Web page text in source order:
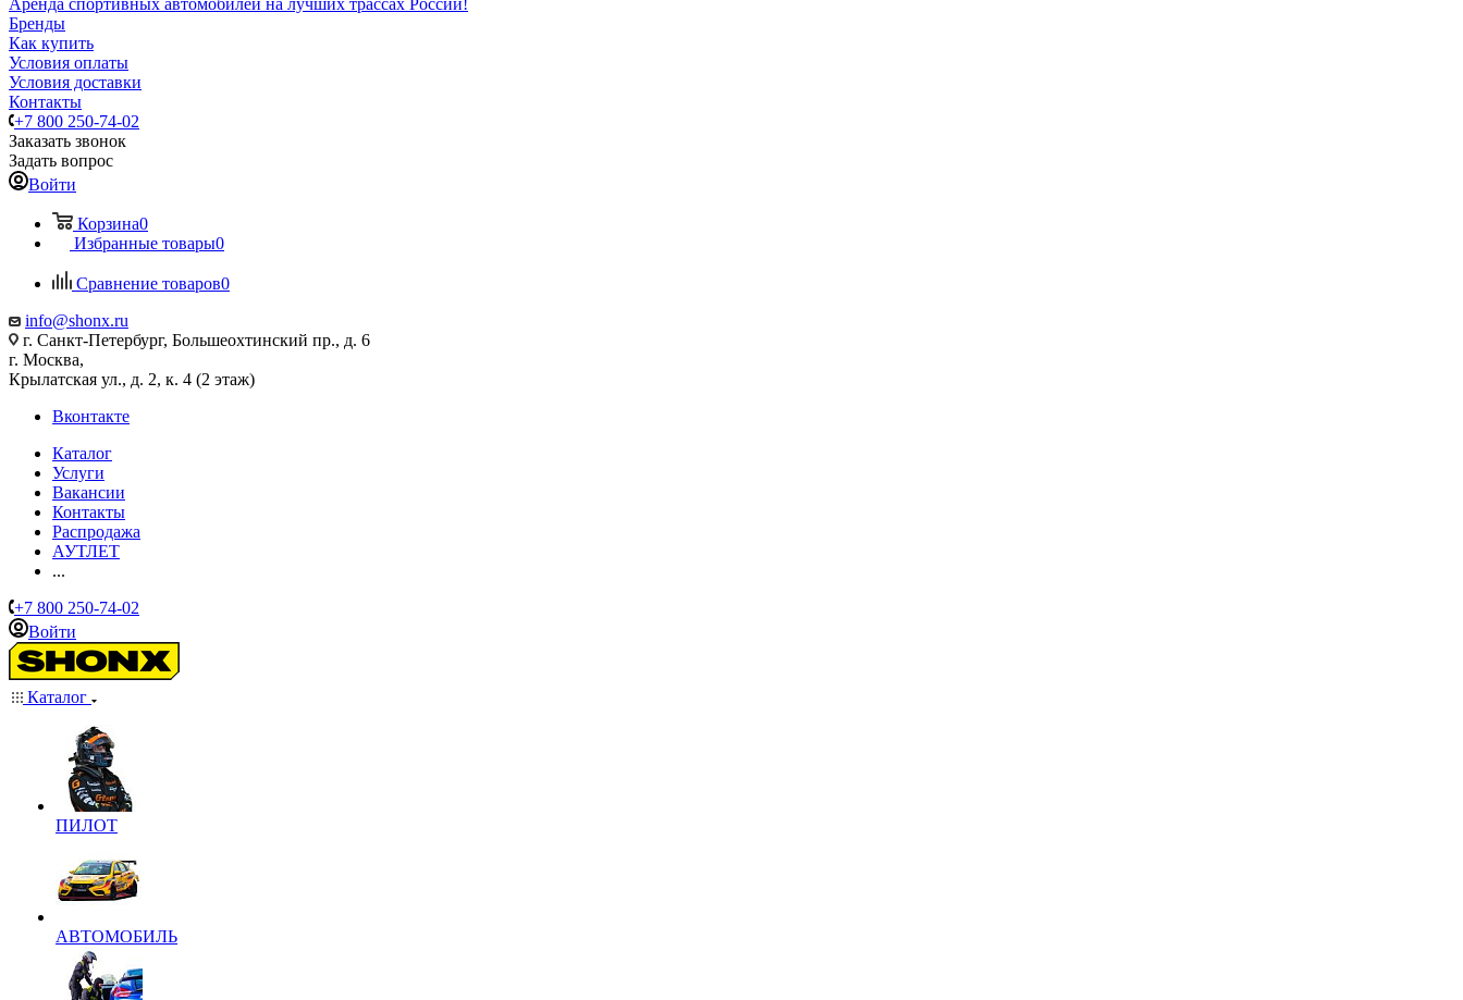
Аренда спортивных автомобилей на лучших трассах России!
Бренды
Как купить
Условия оплаты
Условия доставки
Контакты
+7 800 250-74-02
Заказать звонок
Задать вопрос
Войти
Корзина0
Избранные товары0
Сравнение товаров0
info@shonx.ru
г. Санкт-Петербург, Большеохтинский пр., д. 6
г. Москва,
Крылатская ул., д. 2, к. 4 (2 этаж)
Вконтакте
Каталог
Услуги
Вакансии
Контакты
Распродажа
АУТЛЕТ
...
+7 800 250-74-02
Войти
Каталог
ПИЛОТ
АВТОМОБИЛЬ